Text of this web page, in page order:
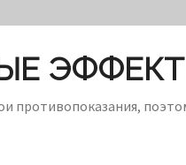
противопоказания,